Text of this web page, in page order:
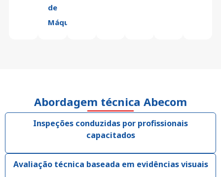
de
Máquina
Abordagem técnica Abecom
Inspeções conduzidas por profissionais
capacitados
Avaliação técnica baseada em evidências visuais